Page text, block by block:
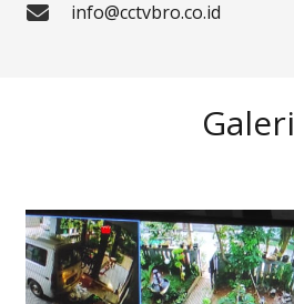
info@cctvbro.co.id
Galeri